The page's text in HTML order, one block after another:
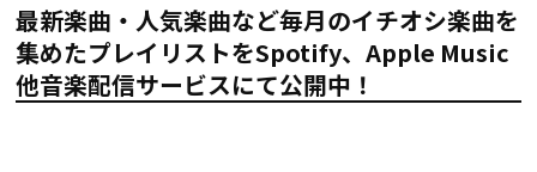
最新楽曲・人気楽曲など毎月のイチオシ楽曲を
集めたプレイリストをSpotify、Apple Music
他音楽配信サービスにて公開中！